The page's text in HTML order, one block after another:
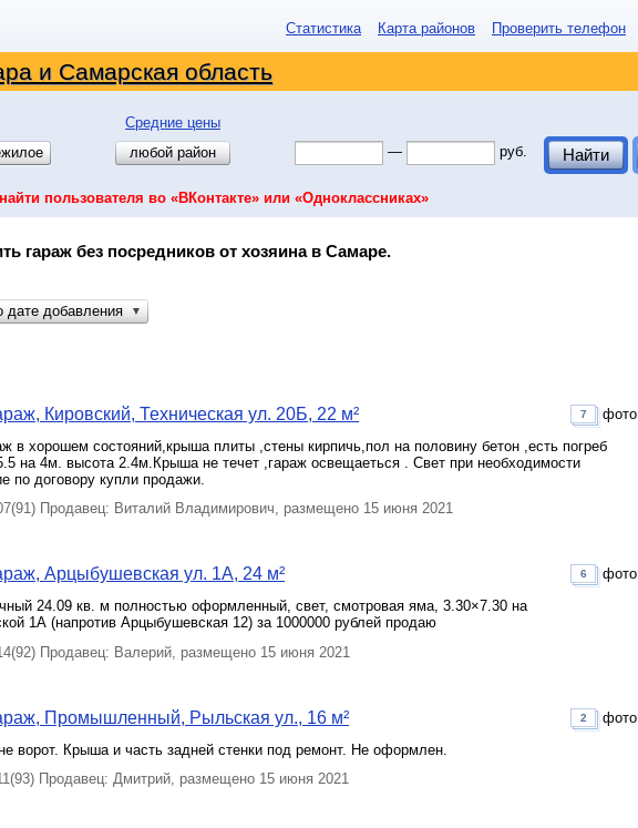
Статистика Карта районов Проверить телефон
и Самарская область
Средние цены
любой район — руб. Найти
пользователя во «ВКонтакте» или «Одноклассниках»
гараж без посредников от хозяина в Самаре.
дате добавления ▼
Кировский, Техническая ул. 20Б, 22 м²
в хорошем состояний,крыша плиты ,стены кирпичь,пол на половину бетон ,есть погреб
на 4м. высота 2.4м.Крыша не течет ,гараж освещаеться . Свет при необходимости
по договору купли продажи.
7 фото
Продавец: Виталий Владимирович, размещено 15 июня 2021
Арцыбушевская ул. 1А, 24 м²
24.09 кв. м полностью оформленный, свет, смотровая яма, 3.30×7.30 на
1А (напротив Арцыбушевская 12) за 1000000 рублей продаю
6 фото
Продавец: Валерий, размещено 15 июня 2021
Промышленный, Рыльская ул., 16 м²
ворот. Крыша и часть задней стенки под ремонт. Не оформлен.
2 фото
Продавец: Дмитрий, размещено 15 июня 2021